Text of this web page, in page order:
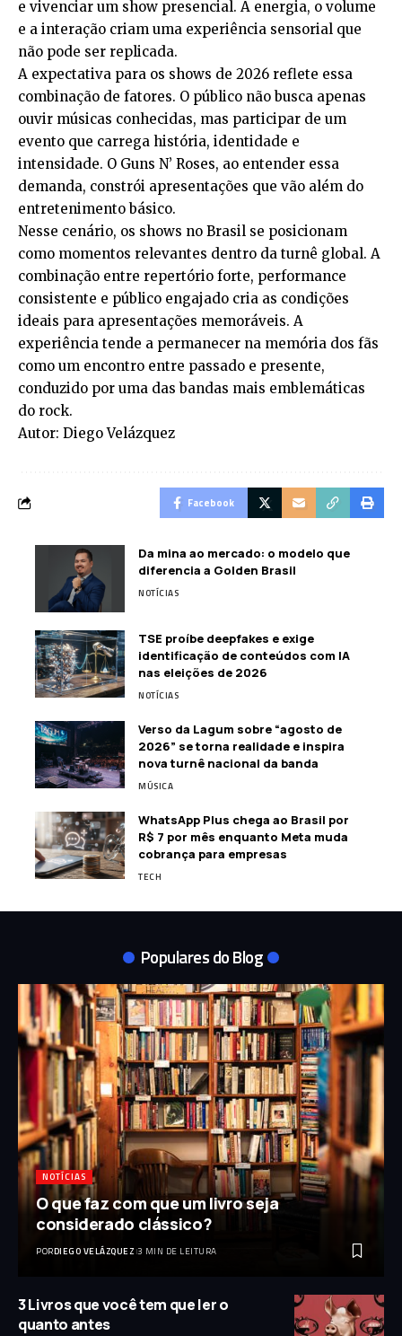
e vivenciar um show presencial. A energia, o volume
e a interação criam uma experiência sensorial que
não pode ser replicada.
A expectativa para os shows de 2026 reflete essa
combinação de fatores. O público não busca apenas
ouvir músicas conhecidas, mas participar de um
evento que carrega história, identidade e
intensidade. O Guns N’ Roses, ao entender essa
demanda, constrói apresentações que vão além do
entretenimento básico.
Nesse cenário, os shows no Brasil se posicionam
como momentos relevantes dentro da turnê global. A
combinação entre repertório forte, performance
consistente e público engajado cria as condições
ideais para apresentações memoráveis. A
experiência tende a permanecer na memória dos fãs
como um encontro entre passado e presente,
conduzido por uma das bandas mais emblemáticas
do rock.
Autor: Diego Velázquez
Facebook
Da mina ao mercado: o modelo que
diferencia a Golden Brasil
NOTÍCIAS
TSE proíbe deepfakes e exige
identificação de conteúdos com IA
nas eleições de 2026
NOTÍCIAS
Verso da Lagum sobre “agosto de
2026” se torna realidade e inspira
nova turnê nacional da banda
MÚSICA
WhatsApp Plus chega ao Brasil por
R$ 7 por mês enquanto Meta muda
cobrança para empresas
TECH
Populares do Blog
NOTÍCIAS
O que faz com que um livro seja
considerado clássico?
PORDIEGO VELÁZQUEZ 3 MIN DE LEITURA
3 Livros que você tem que ler o
quanto antes